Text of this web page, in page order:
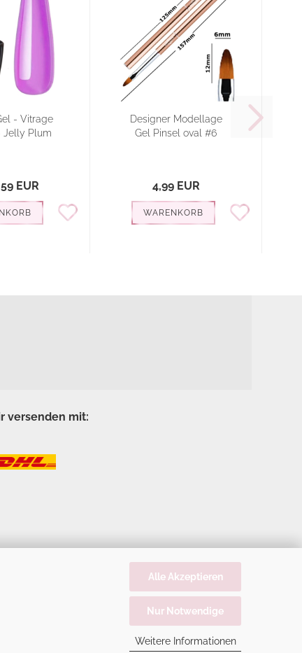
Alle Akzeptieren
Nur Notwendige
Weitere Informationen
- Vitrage
Jelly Plum
EUR
Designer Modellage
Gel Pinsel oval #6
4,99 EUR
WARENKORB
versenden mit: